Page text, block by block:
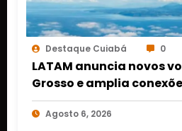
Destaque Cuiabá 0
LATAM anuncia novos
Grosso e amplia
Cuiabá e Rondonópolis
Agosto 6, 2026